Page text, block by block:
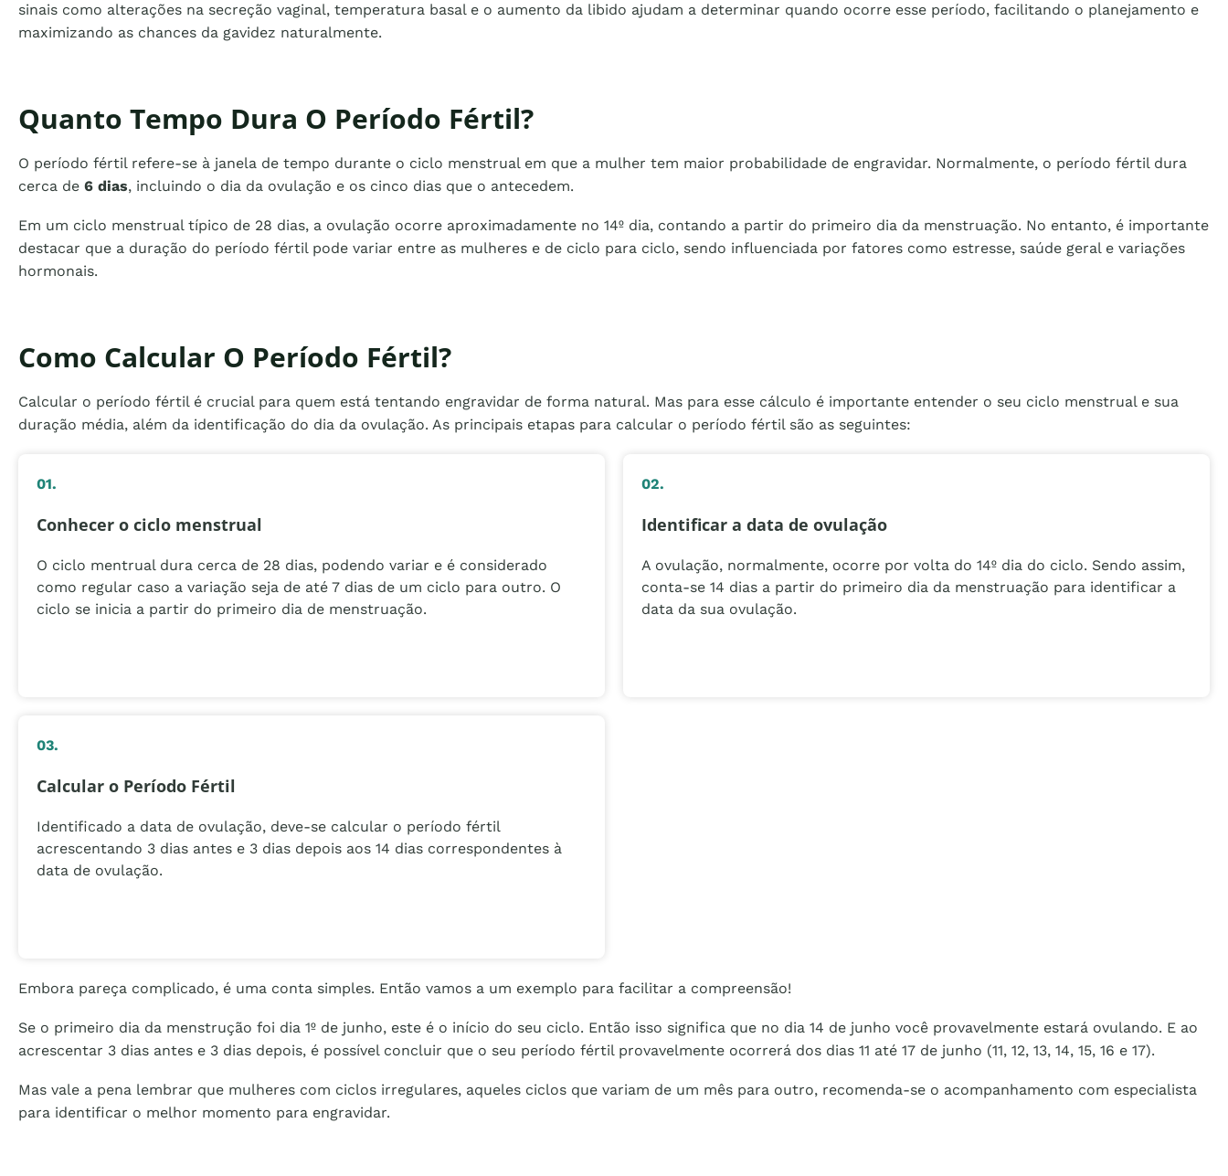
sinais como alterações na secreção vaginal, temperatura basal e o aumento da libido ajudam a determinar quando ocorre esse período, facilitando o planejamento e
maximizando as chances da gavidez naturalmente.
Quanto Tempo Dura O Período Fértil?
O período fértil refere-se à janela de tempo durante o ciclo menstrual em que a mulher tem maior probabilidade de engravidar. Normalmente, o período fértil dura
cerca de 6 dias, incluindo o dia da ovulação e os cinco dias que o antecedem.
Em um ciclo menstrual típico de 28 dias, a ovulação ocorre aproximadamente no 14º dia, contando a partir do primeiro dia da menstruação. No entanto, é importante
destacar que a duração do período fértil pode variar entre as mulheres e de ciclo para ciclo, sendo influenciada por fatores como estresse, saúde geral e variações
hormonais.
Como Calcular O Período Fértil?
Calcular o período fértil é crucial para quem está tentando engravidar de forma natural. Mas para esse cálculo é importante entender o seu ciclo menstrual e sua
duração média, além da identificação do dia da ovulação. As principais etapas para calcular o período fértil são as seguintes:
01.
Conhecer o ciclo menstrual
O ciclo mentrual dura cerca de 28 dias, podendo variar e é considerado
como regular caso a variação seja de até 7 dias de um ciclo para outro. O
ciclo se inicia a partir do primeiro dia de menstruação.
02.
Identificar a data de ovulação
A ovulação, normalmente, ocorre por volta do 14º dia do ciclo. Sendo assim,
conta-se 14 dias a partir do primeiro dia da menstruação para identificar a
data da sua ovulação.
03.
Calcular o Período Fértil
Identificado a data de ovulação, deve-se calcular o período fértil
acrescentando 3 dias antes e 3 dias depois aos 14 dias correspondentes à
data de ovulação.
Embora pareça complicado, é uma conta simples. Então vamos a um exemplo para facilitar a compreensão!
Se o primeiro dia da menstrução foi dia 1º de junho, este é o início do seu ciclo. Então isso significa que no dia 14 de junho você provavelmente estará ovulando. E ao
acrescentar 3 dias antes e 3 dias depois, é possível concluir que o seu período fértil provavelmente ocorrerá dos dias 11 até 17 de junho (11, 12, 13, 14, 15, 16 e 17).
Mas vale a pena lembrar que mulheres com ciclos irregulares, aqueles ciclos que variam de um mês para outro, recomenda-se o acompanhamento com especialista
para identificar o melhor momento para engravidar.